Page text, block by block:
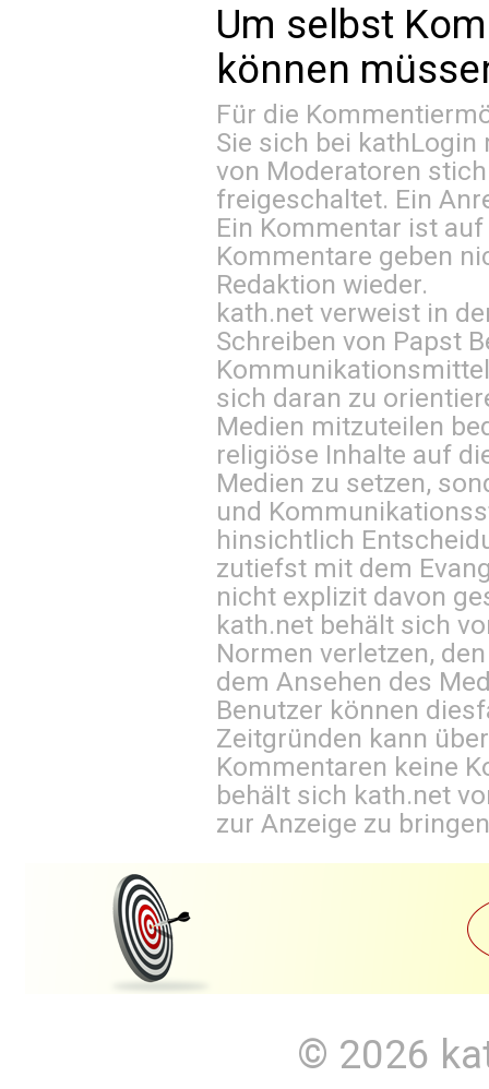
Um selbst
können
Für die
Sie sich bei kathLogin
von Moderatoren
freigeschaltet. Ein
Ein Kommentar ist
Kommentare geben
Redaktion wieder.
kath.net verweist in
Schreiben von Papst
sich daran zu
Medien mitzuteilen
religiöse Inhalte auf
Medien zu setzen,
und
hinsichtlich
zutiefst mit dem
nicht explizit davon
kath.net behält sich
Normen verletzen,
dem Ansehen des
Benutzer können
Zeitgründen kann
Kommentaren keine
behält sich kath.net
zur Anzeige zu
© 2026